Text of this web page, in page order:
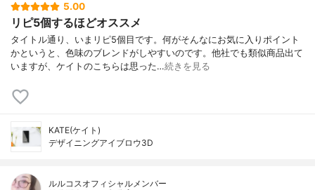
5.00
リピ5個するほどオススメ
タイトル通り、いまリピ5個目です。何がそんなにお気に入りポイント
かというと、色味のブレンドがしやすいのです。他社でも類似商品出て
いますが、ケイトのこちらは思った…続きを見る
KATE(ケイト)
デザイニングアイブロウ3D
ルルコスオフィシャルメンバー